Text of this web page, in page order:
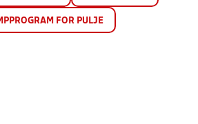
FOR PULJE